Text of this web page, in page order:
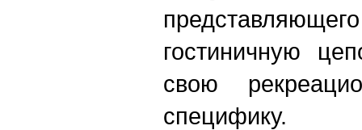
гостиничную
свою
специфику.